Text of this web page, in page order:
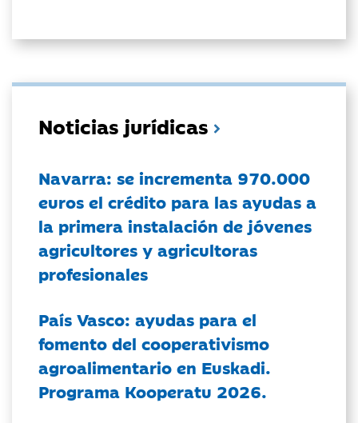
Noticias jurídicas
Navarra: se incrementa 970.000
euros el crédito para las ayudas a
la primera instalación de jóvenes
agricultores y agricultoras
profesionales
País Vasco: ayudas para el
fomento del cooperativismo
agroalimentario en Euskadi.
Programa Kooperatu 2026.